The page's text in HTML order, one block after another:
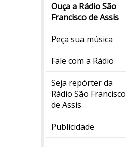
Ouça a Rádio São
Francisco de Assis
Peça sua música
Fale com a Rádio
Seja repórter da
Rádio São Francisco
de Assis
Publicidade